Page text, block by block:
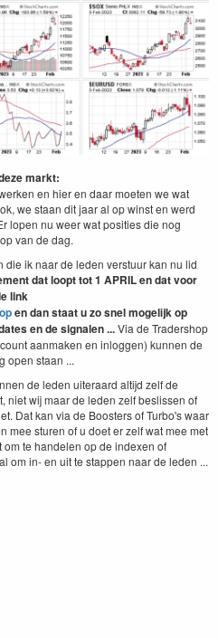
markt:
en hier en daar moeten we wat
we staan dit jaar al op winst en werd
lopen nu weer wat posities die nog
van de dag.
ik naar de leden verstuur kan nu lid
dat loopt tot 1 APRILen datvoor
link
en dan staat u zo snel mogelijk op
en de signalen ...Via de Tradershop
aanmaken en inloggen) kunnen de
open staan ...
de leden uiteraard altijd zelf de
niet wij maar de leden zelf beslissen of
Dat kan via de Boosters of Turbo's waar
mee sturen of u doet er zelf wat mee met
te handelen op de indexen of
om in- en uit te stappen naar de leden ...